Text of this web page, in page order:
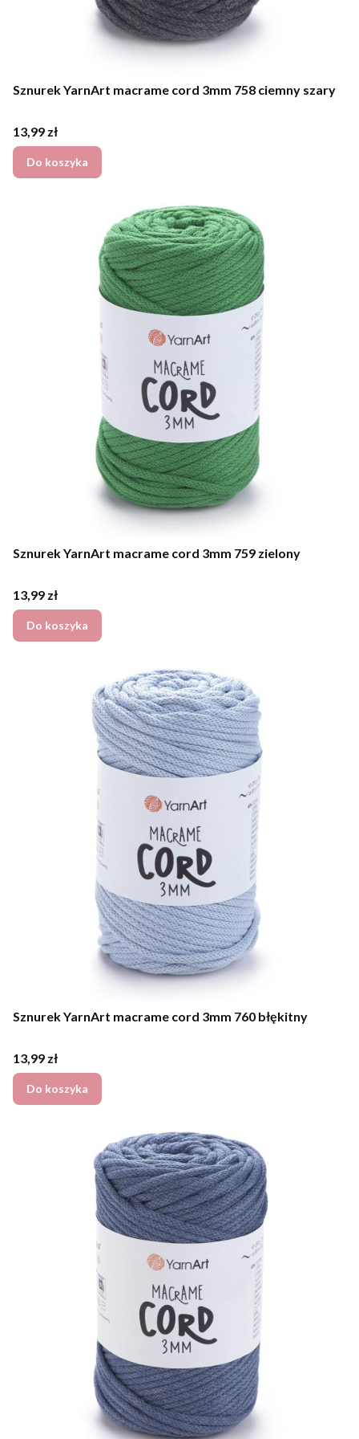
Sznurek YarnArt macrame cord 3mm 758 ciemny szary
Cena
13,99 zł
Do koszyka
Sznurek YarnArt macrame cord 3mm 759 zielony
Cena
13,99 zł
Do koszyka
Sznurek YarnArt macrame cord 3mm 760 błękitny
Cena
13,99 zł
Do koszyka